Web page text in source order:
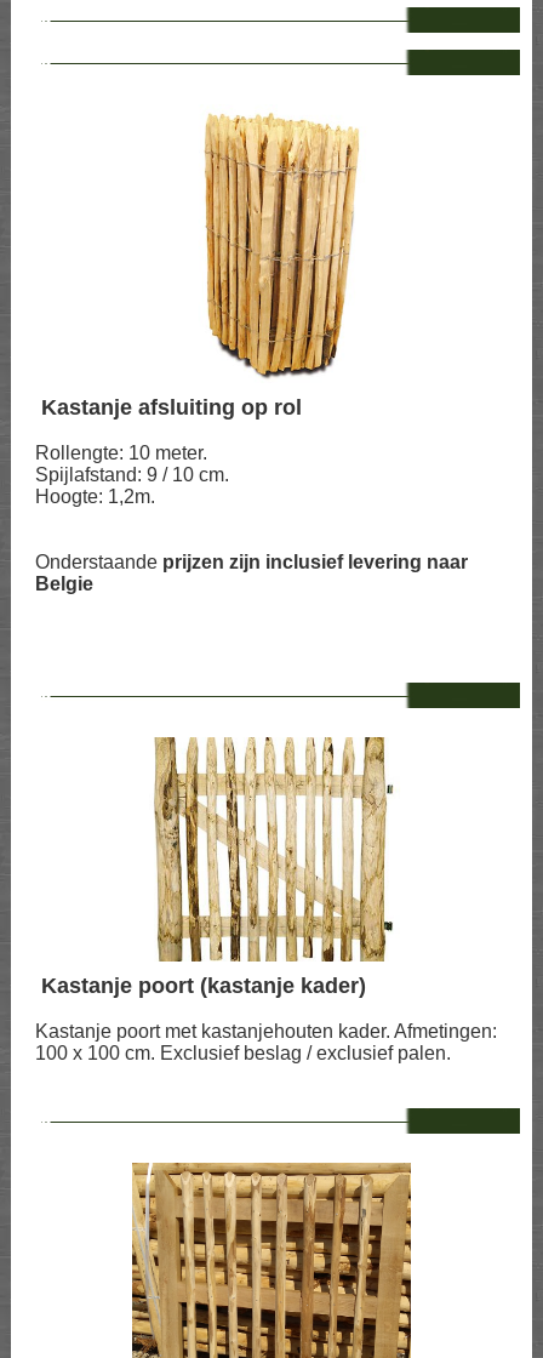
--
--
Kastanje afsluiting op rol
Rollengte: 10 meter.
Spijlafstand: 9 / 10 cm.
Hoogte: 1,2m.
Onderstaande prijzen zijn inclusief levering naar
Belgie
--
Kastanje poort (kastanje kader)
Kastanje poort met kastanjehouten kader. Afmetingen:
100 x 100 cm. Exclusief beslag / exclusief palen.
--